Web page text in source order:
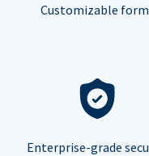
Customizable
Enterprise-grade